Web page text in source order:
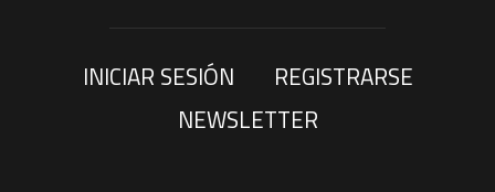
INICIAR SESIÓN
REGISTRARSE
NEWSLETTER